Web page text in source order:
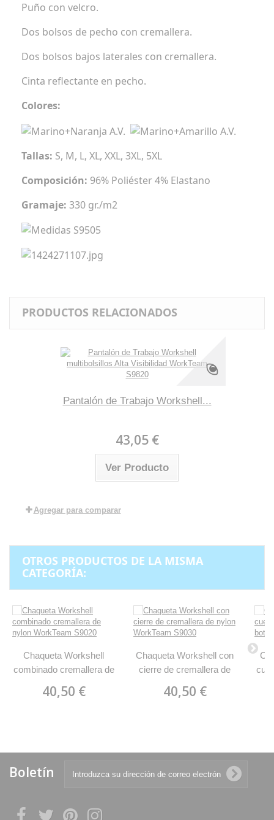
Puño con velcro.
Dos bolsos de pecho con cremallera.
Dos bolsos bajos laterales con cremallera.
Cinta reflectante en pecho.
Colores:
Tallas: S, M, L, XL, XXL, 3XL, 5XL
Composición: 96% Poliéster 4% Elastano
Gramaje: 330 gr./m2
PRODUCTOS RELACIONADOS
Pantalón de Trabajo Workshell...
43,05 €
Ver Producto
Agregar para comparar
OTROS PRODUCTOS DE LA MISMA
CATEGORÍA:
Chaqueta Workshell
combinado cremallera de
40,50 €
Chaqueta Workshell con
cierre de cremallera de
40,50 €
Boletín